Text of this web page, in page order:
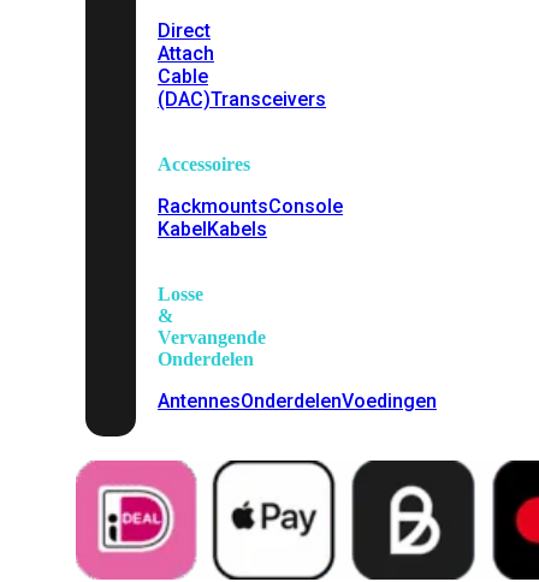
Direct
Attach
Cable
(DAC)Transceivers
Accessoires
RackmountsConsole
KabelKabels
Losse
&
Vervangende
Onderdelen
AntennesOnderdelenVoedingen